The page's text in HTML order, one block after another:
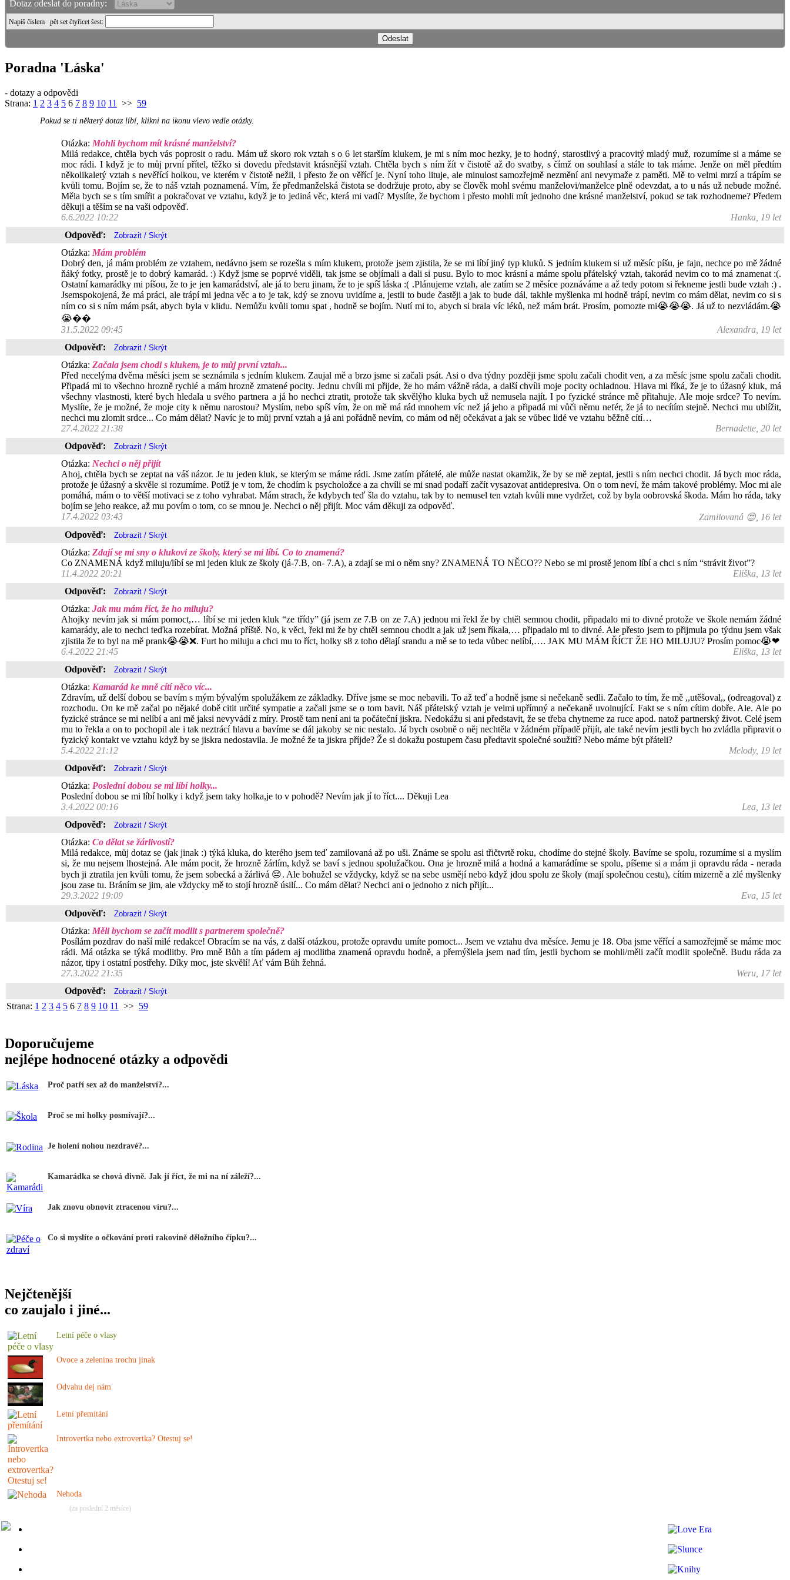
Dotaz odeslat do poradny:
Napiš číslem pět set čtyřicet šest:
Poradna 'Láska'
- dotazy a odpovědi
Strana: 1 2 3 4 5 6 7 8 9 10 11 >> 59
Pokud se ti některý dotaz líbí, klikni na ikonu vlevo vedle otázky.
Otázka: Mohli bychom mít krásné manželství?
Milá redakce, chtěla bych vás poprosit o radu. Mám už skoro rok vztah s o 6 let starším klukem, je mi s ním moc hezky, je to hodný, starostlivý a pracovitý mladý muž, rozumíme si a máme se
moc rádi. I když je to můj první přítel, těžko si dovedu představit krásnější vztah. Chtěla bych s ním žít v čistotě až do svatby, s čímž on souhlasí a stále to tak máme. Jenže on měl předtím
několikaletý vztah s nevěřící holkou, ve kterém v čistotě nežil, i přesto že on věřící je. Nyní toho lituje, ale minulost samozřejmě nezmění ani nevymaže z paměti. Mě to velmi mrzí a trápím se
kvůli tomu. Bojím se, že to náš vztah poznamená. Vím, že předmanželská čistota se dodržuje proto, aby se člověk mohl svému manželovi/manželce plně odevzdat, a to u nás už nebude možné.
Měla bych se s tím smířit a pokračovat ve vztahu, když je to jediná věc, která mi vadí? Myslíte, že bychom i přesto mohli mít jednoho dne krásné manželství, pokud se tak rozhodneme? Předem
děkuji a těším se na vaši odpověď.
6.6.2022 10:22
Hanka, 19 let
Odpověď:
Otázka: Mám problém
Dobrý den, já mám problém ze vztahem, nedávno jsem se rozešla s mím klukem, protože jsem zjistila, že se mi líbí jiný typ kluků. S jedním klukem si už měsíc píšu, je fajn, nechce po mě žádné
ňáký fotky, prostě je to dobrý kamarád. :) Když jsme se poprvé viděli, tak jsme se objímali a dali si pusu. Bylo to moc krásní a máme spolu přátelský vztah, takorád nevim co to má znamenat :(.
Ostatní kamarádky mi píšou, že to je jen kamarádství, ale já to beru jinam, že to je spíš láska :( .Plánujeme vztah, ale zatím se 2 měsíce poznáváme a až tedy potom si řekneme jestli bude vztah :) .
Jsemspokojená, že má práci, ale trápí mi jedna věc a to je tak, kdý se znovu uvidíme a, jestli to bude častěji a jak to bude dál, takhle myšlenka mi hodně trápí, nevim co mám dělat, nevim co si s
ním co si s ním mám psát, abych byla v klidu. Nemůžu kvůli tomu spat , hodně se bojím. Nutí mi to, abych si brala víc léků, než mám brát. Prosím, pomozte mi😭😭😭. Já už to nezvládám.😭
😭��
31.5.2022 09:45
Alexandra, 19 let
Odpověď:
Otázka: Začala jsem chodi s klukem, je to můj první vztah...
Před necelýma dvěma měsíci jsem se seznámila s jedním klukem. Zaujal mě a brzo jsme si začali psát. Asi o dva týdny později jsme spolu začali chodit ven, a za měsíc jsme spolu začali chodit.
Připadá mi to všechno hrozně rychlé a mám hrozně zmatené pocity. Jednu chvíli mi přijde, že ho mám vážně ráda, a další chvíli moje pocity ochladnou. Hlava mi říká, že je to úžasný kluk, má
všechny vlastnosti, které bych hledala u svého partnera a já ho nechci ztratit, protože tak skvělýho kluka bych už nemusela najít. I po fyzické stránce mě přitahuje. Ale moje srdce? To nevím.
Myslíte, že je možné, že moje city k němu narostou? Myslím, nebo spíš vím, že on mě má rád mnohem víc než já jeho a připadá mi vůči němu nefér, že já to necítím stejně. Nechci mu ublížit,
nechci mu zlomit srdce... Co mám dělat? Navíc je to můj první vztah a já ani pořádně nevím, co mám od něj očekávat a jak se vůbec lidé ve vztahu běžně cítí…
27.4.2022 21:38
Bernadette, 20 let
Odpověď:
Otázka: Nechci o něj přijít
Ahoj, chtěla bych se zeptat na váš názor. Je tu jeden kluk, se kterým se máme rádi. Jsme zatím přátelé, ale může nastat okamžik, že by se mě zeptal, jestli s ním nechci chodit. Já bych moc ráda,
protože je úžasný a skvěle si rozumíme. Potíž je v tom, že chodím k psycholožce a za chvíli se mi snad podaří začít vysazovat antidepresiva. On o tom neví, že mám takové problémy. Moc mi ale
pomáhá, mám o to větší motivaci se z toho vyhrabat. Mám strach, že kdybych teď šla do vztahu, tak by to nemusel ten vztah kvůli mne vydržet, což by byla oobrovská škoda. Mám ho ráda, taky
bojím se jeho reakce, až mu povím o tom, co se mnou je. Nechci o něj přijít. Moc vám děkuji za odpověď.
17.4.2022 03:43
Zamilovaná 😍, 16 let
Odpověď:
Otázka: Zdají se mi sny o klukovi ze školy, který se mi líbí. Co to znamená?
Co ZNAMENÁ když miluju/líbí se mi jeden kluk ze školy (já-7.B, on- 7.A), a zdají se mi o něm sny? ZNAMENÁ TO NĚCO?? Nebo se mi prostě jenom líbí a chci s ním “strávit život”?
11.4.2022 20:21
Eliška, 13 let
Odpověď:
Otázka: Jak mu mám říct, že ho miluju?
Ahojky nevím jak si mám pomoct,… líbí se mi jeden kluk “ze třídy” (já jsem ze 7.B on ze 7.A) jednou mi řekl že by chtěl semnou chodit, připadalo mi to divné protože ve škole nemám žádné
kamarády, ale to nechci teďka rozebírat. Možná příště. No, k věci, řekl mi že by chtěl semnou chodit a jak už jsem říkala,… připadalo mi to divné. Ale přesto jsem to přijmula po týdnu jsem však
zjistila že to byl na mě prank😭😭❌. Furt ho miluju a chci mu to říct, holky s8 z toho dělají srandu a mě se to teda vůbec nelíbí,…. JAK MU MÁM ŘÍCT ŽE HO MILUJU? Prosím pomoc😭❤
6.4.2022 21:45
Eliška, 13 let
Odpověď:
Otázka: Kamarád ke mně cítí něco víc...
Zdravím, už delší dobou se bavím s mým bývalým spolužákem ze základky. Dříve jsme se moc nebavili. To až teď a hodně jsme si nečekaně sedli. Začalo to tím, že mě ,,utěšoval,, (odreagoval) z
rozchodu. On ke mě začal po nějaké době citit určité sympatie a začali jsme se o tom bavit. Náš přátelský vztah je velmi upřímný a nečekaně uvolnující. Fakt se s ním cítim dobře. Ale. Ale po
fyzické stránce se mi nelíbí a ani mě jaksi nevyvádí z míry. Prostě tam není ani ta počáteční jiskra. Nedokážu si ani představit, že se třeba chytneme za ruce apod. natož partnerský život. Celé jsem
mu to řekla a on to pochopil ale i tak neztrácí hlavu a bavíme se dál jakoby se nic nestalo. Já bych osobně o něj nechtěla v žádném případě přijít, ale také nevím jestli bych ho zvládla připravit o
fyzický kontakt ve vztahu když by se jiskra nedostavila. Je možné že ta jiskra příjde? Že si dokažu postupem času předtavit společné soužití? Nebo máme být přáteli?
5.4.2022 21:12
Melody, 19 let
Odpověď:
Otázka: Poslední dobou se mi líbí holky...
Poslední dobou se mi líbí holky i když jsem taky holka,je to v pohodě? Nevím jak jí to říct.... Děkuji Lea
3.4.2022 00:16
Lea, 13 let
Odpověď:
Otázka: Co dělat se žárlivostí?
Milá redakce, můj dotaz se (jak jinak :) týká kluka, do kterého jsem teď zamilovaná až po uši. Známe se spolu asi třičtvrtě roku, chodíme do stejné školy. Bavíme se spolu, rozumíme si a myslím
si, že mu nejsem lhostejná. Ale mám pocit, že hrozně žárlím, když se baví s jednou spolužačkou. Ona je hrozně milá a hodná a kamarádíme se spolu, píšeme si a mám ji opravdu ráda - nerada
bych ji ztratila jen kvůli tomu, že jsem sobecká a žárlivá 😔. Ale bohužel se vždycky, když se na sebe usmějí nebo když jdou spolu ze školy (mají společnou cestu), cítím mizerně a zlé myšlenky
jsou zase tu. Bráním se jim, ale vždycky mě to stojí hrozně úsilí... Co mám dělat? Nechci ani o jednoho z nich přijít...
29.3.2022 19:09
Eva, 15 let
Odpověď:
Otázka: Měli bychom se začít modlit s partnerem společně?
Posílám pozdrav do naší milé redakce! Obracím se na vás, z další otázkou, protože opravdu umíte pomoct... Jsem ve vztahu dva měsíce. Jemu je 18. Oba jsme věřící a samozřejmě se máme moc
rádi. Má otázka se týká modlitby. Pro mně Bůh a tím pádem aj modlitba znamená opravdu hodně, a přemýšlela jsem nad tím, jestli bychom se mohli/měli začít modlit společně. Budu ráda za
názor, tipy i ostatní postřehy. Díky moc, jste skvělí! Ať vám Bůh žehná.
27.3.2022 21:35
Weru, 17 let
Odpověď:
Strana: 1 2 3 4 5 6 7 8 9 10 11 >> 59
Doporučujeme
nejlépe hodnocené otázky a odpovědi
Proč patří sex až do manželství?...
Proč se mi holky posmívají?...
Je holení nohou nezdravé?...
Kamarádka se chová divně. Jak jí říct, že mi na ní záleží?...
Jak znovu obnovit ztracenou víru?...
Co si myslíte o očkování proti rakovině děložního čípku?...
Nejčtenější
co zaujalo i jiné...
Letní péče o vlasy
Ovoce a zelenina trochu jinak
Odvahu dej nám
Letní přemítání
Introvertka nebo extrovertka? Otestuj se!
Nehoda
(za poslední 2 měsíce)